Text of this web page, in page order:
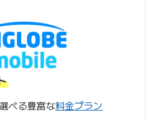
べる豊富な料金プラン